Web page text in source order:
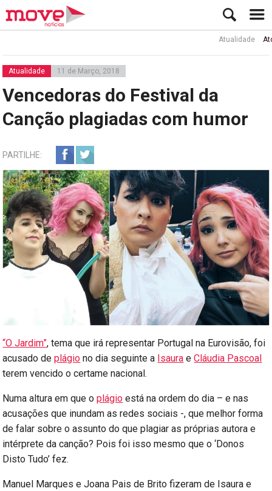
Atualidade Ator Rui
Atualidade 11 de Março, 2018
Vencedoras do Festival da
Canção plagiadas com humor
PARTILHE:
“O Jardim”, tema que irá representar Portugal na Eurovisão, foi
acusado deplágio no dia seguinte a Isaura eCláudia Pascoal
terem vencido o certame nacional.
Numa altura em que oplágio está na ordem do dia – e nas
acusações que inundam as redes sociais -, que melhor forma
de falar sobre o assunto do que plagiar as próprias autora e
intérprete da canção? Pois foi isso mesmo que o ‘Donos
Disto Tudo’ fez.
Manuel Marques e Joana Pais de Brito fizeram de Isaura e